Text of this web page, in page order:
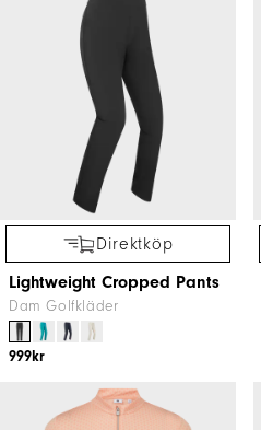
Direktköp
Lightweight Cropped Pants
Dam Golfkläder
999kr